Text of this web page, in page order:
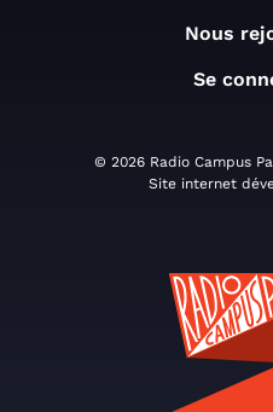
Nous
Se
© 2026 Radio Campus
Site internet